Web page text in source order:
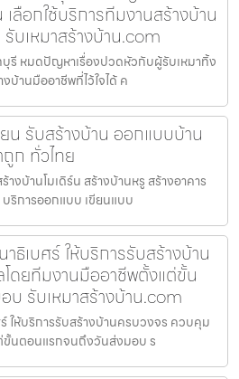
ลือกใช้บริการทีมงานสร้างบ้าน
บเหมาสร้างบ้าน.com
รี หมดปัญหาเรื่องปวดหัวกับผู้รับเหมาทิ้ง
บ้านมืออาชีพที่ไว้ใจได้ ค
น รับสร้างบ้าน ออกแบบบ้าน
ถูก ทั่วไทย
งบ้านโมเดิร์น สร้างบ้านหรู สร้างอาคาร
ริการออกแบบ เขียนแบบ
ธิเบศร์ ให้บริการรับสร้างบ้าน
ดยทีมงานมืออาชีพตั้งแต่ขั้น
รับเหมาสร้างบ้าน.com
ให้บริการรับสร้างบ้านครบวงจร ควบคุม
นตอนแรกจนถึงวันส่งมอบ ร